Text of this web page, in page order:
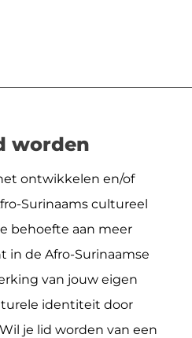
worden
ontwikkelen en/of
Surinaams cultureel
behoefte aan meer
in de Afro-Surinaamse
van jouw eigen
identiteit door
je lid worden van een